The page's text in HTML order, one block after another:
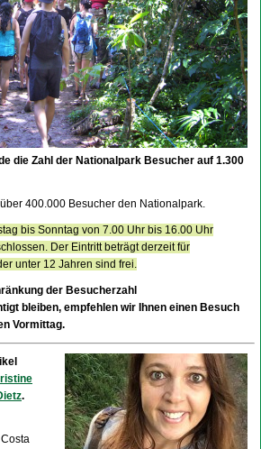
die Zahl der Nationalpark Besucher auf 1.300
400.000 Besucher den Nationalpark.
bis Sonntag von 7.00 Uhr bis 16.00 Uhr
Der Eintritt beträgt derzeit für
unter 12 Jahren sind frei.
der Besucherzahl
bleiben, empfehlen wir Ihnen einen Besuch
Vormittag.
.